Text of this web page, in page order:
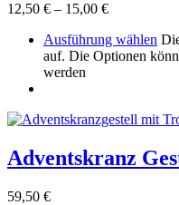
12,50 € – 15,00 €
Ausführung wählen
auf. Die Optionen
werden
Adventskranz
59,50 €